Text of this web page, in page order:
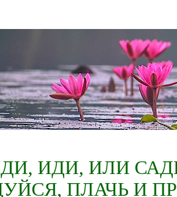
ИДИ, ИЛИ
ПЛАЧЬ И